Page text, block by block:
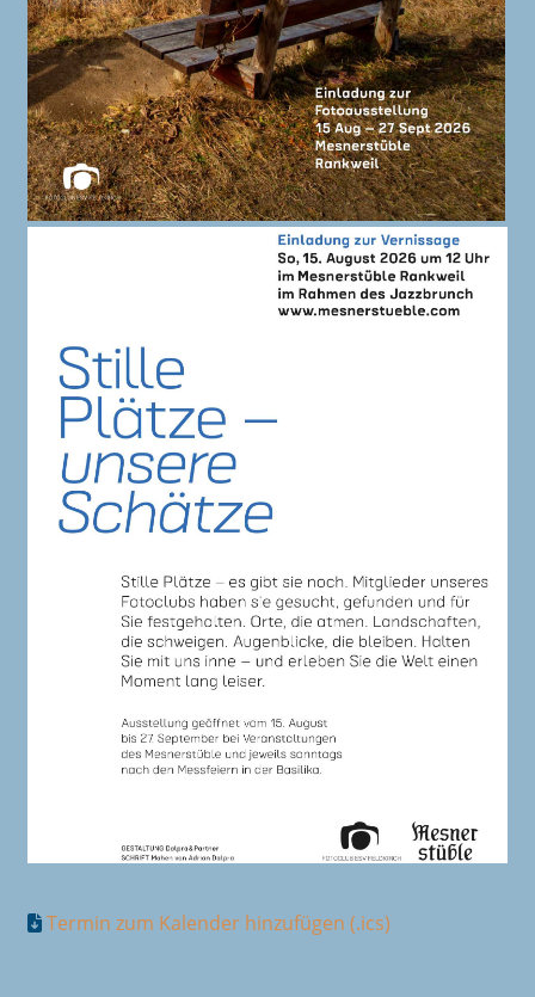
Termin zum Kalender hinzufügen (.ics)